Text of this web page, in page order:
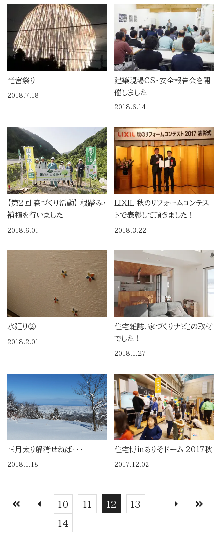
竜宮祭り
2018.7.18
建築現場CS・安全報告会を開
催しました
2018.6.14
【第2回 森づくり活動】 根踏み・
補植を行いました
2018.6.01
LIXIL 秋のリフォームコンテス
トで表彰して頂きました！
2018.3.22
水廻り②
2018.2.01
住宅雑誌『家づくりナビ』の取材
でした！
2018.1.27
正月太り解消せねば・・・
2018.1.18
住宅博inありそドーム 2017秋
2017.12.02
10 11 12 13
14